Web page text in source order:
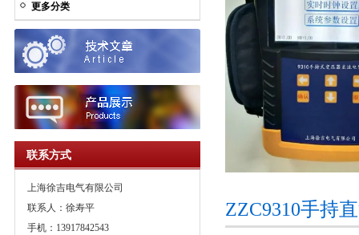
更多分类
联系方式
上海徐吉电气有限公司
联系人：徐寿平
手机：13917842543
ZZC9310手持